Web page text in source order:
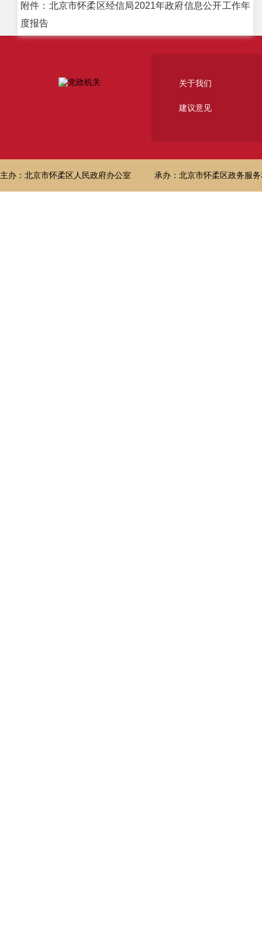
附件：北京市怀柔区经信局2021年政府信息公开工作年
度报告
关于我们
建议意见
主办：北京市怀柔区人民政府办公室 承办：北京市怀柔区政务服